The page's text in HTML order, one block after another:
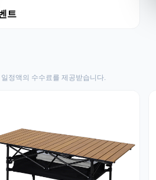
트
정액의 수수료를 제공받습니다.